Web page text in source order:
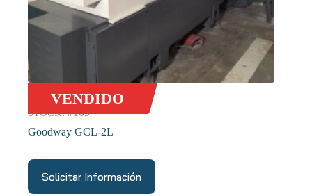
VENDIDO
STOCK: #163
Goodway GCL-2L
Solicitar Información